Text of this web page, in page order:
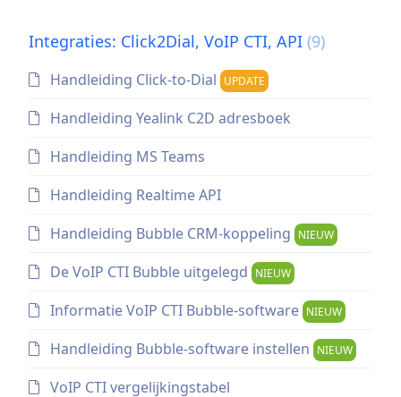
Integraties: Click2Dial, VoIP CTI, API (9)
Handleiding Click-to-Dial UPDATE
Handleiding Yealink C2D adresboek
Handleiding MS Teams
Handleiding Realtime API
Handleiding Bubble CRM-koppeling NIEUW
De VoIP CTI Bubble uitgelegd NIEUW
Informatie VoIP CTI Bubble-software NIEUW
Handleiding Bubble-software instellen NIEUW
VoIP CTI vergelijkingstabel